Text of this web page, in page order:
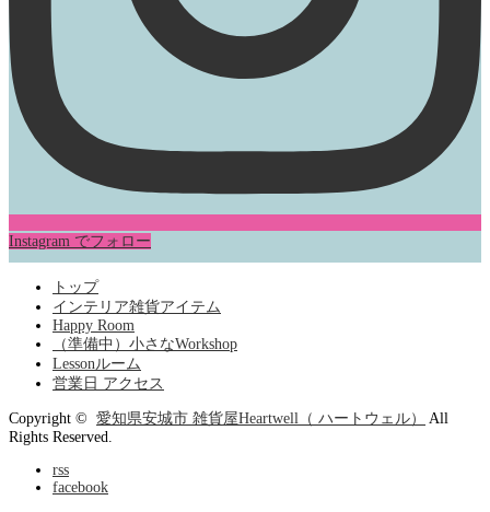
Instagram でフォロー
トップ
インテリア雑貨アイテム
Happy Room
（準備中）小さなWorkshop
Lessonルーム
営業日 アクセス
Copyright © 愛知県安城市 雑貨屋Heartwell（ ハートウェル）
All
Rights Reserved.
rss
facebook